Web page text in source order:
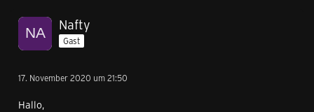
Nafty
Gast
17. November 2020 um 21:50
Hallo,